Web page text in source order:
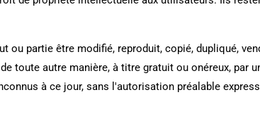
ou partie être modifié, reproduit, copié, dupliqué,
toute autre manière, à titre gratuit ou onéreux, par
à ce jour, sans l'autorisation préalable